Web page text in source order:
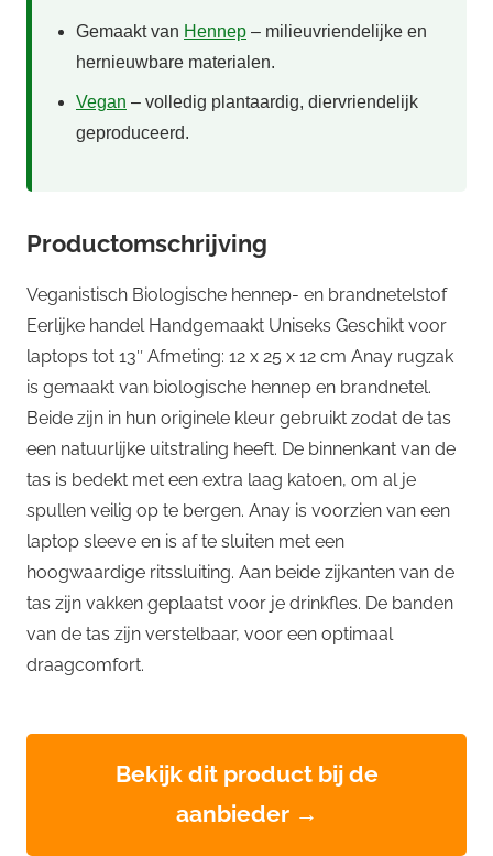
Gemaakt van Hennep – milieuvriendelijke en
hernieuwbare materialen.
Vegan – volledig plantaardig, diervriendelijk
geproduceerd.
Productomschrijving
Veganistisch Biologische hennep- en brandnetelstof
Eerlijke handel Handgemaakt Uniseks Geschikt voor
laptops tot 13″ Afmeting: 12 x 25 x 12 cm Anay rugzak
is gemaakt van biologische hennep en brandnetel.
Beide zijn in hun originele kleur gebruikt zodat de tas
een natuurlijke uitstraling heeft. De binnenkant van de
tas is bedekt met een extra laag katoen, om al je
spullen veilig op te bergen. Anay is voorzien van een
laptop sleeve en is af te sluiten met een
hoogwaardige ritssluiting. Aan beide zijkanten van de
tas zijn vakken geplaatst voor je drinkfles. De banden
van de tas zijn verstelbaar, voor een optimaal
draagcomfort.
Bekijk dit product bij de
aanbieder →